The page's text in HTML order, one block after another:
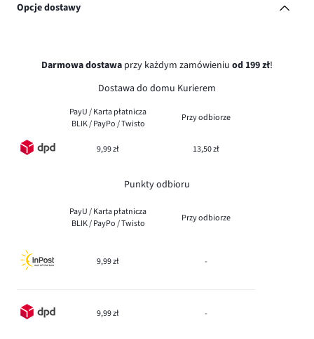
Opcje dostawy
Darmowa dostawa przy każdym zamówieniu od 199 zł!
Dostawa do domu Kurierem
PayU / Karta płatnicza
BLIK / PayPo / Twisto
Przy odbiorze
9,99 zł 13,50 zł
Punkty odbioru
PayU / Karta płatnicza
BLIK / PayPo / Twisto
Przy odbiorze
9,99 zł -
9,99 zł -